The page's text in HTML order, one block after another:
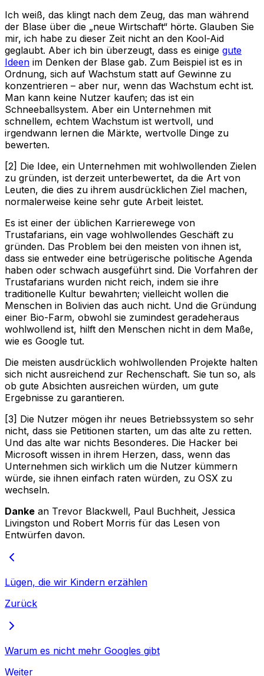
Ich weiß, das klingt nach dem Zeug, das man während
der Blase über die „neue Wirtschaft“ hörte. Glauben Sie
mir, ich habe zu dieser Zeit nicht an den Kool-Aid
geglaubt. Aber ich bin überzeugt, dass es einige gute
Ideen im Denken der Blase gab. Zum Beispiel ist es in
Ordnung, sich auf Wachstum statt auf Gewinne zu
konzentrieren – aber nur, wenn das Wachstum echt ist.
Man kann keine Nutzer kaufen; das ist ein
Schneeballsystem. Aber ein Unternehmen mit
schnellem, echtem Wachstum ist wertvoll, und
irgendwann lernen die Märkte, wertvolle Dinge zu
bewerten.
[2] Die Idee, ein Unternehmen mit wohlwollenden Zielen
zu gründen, ist derzeit unterbewertet, da die Art von
Leuten, die dies zu ihrem ausdrücklichen Ziel machen,
normalerweise keine sehr gute Arbeit leistet.
Es ist einer der üblichen Karrierewege von
Trustafarians, ein vage wohlwollendes Geschäft zu
gründen. Das Problem bei den meisten von ihnen ist,
dass sie entweder eine betrügerische politische Agenda
haben oder schwach ausgeführt sind. Die Vorfahren der
Trustafarians wurden nicht reich, indem sie ihre
traditionelle Kultur bewahrten; vielleicht wollen die
Menschen in Bolivien das auch nicht. Und die Gründung
einer Bio-Farm, obwohl sie zumindest geradeheraus
wohlwollend ist, hilft den Menschen nicht in dem Maße,
wie es Google tut.
Die meisten ausdrücklich wohlwollenden Projekte halten
sich nicht ausreichend zur Rechenschaft. Sie tun so, als
ob gute Absichten ausreichen würden, um gute
Ergebnisse zu garantieren.
[3] Die Nutzer mögen ihr neues Betriebssystem so sehr
nicht, dass sie Petitionen starten, um das alte zu retten.
Und das alte war nichts Besonderes. Die Hacker bei
Microsoft wissen in ihrem Herzen, dass, wenn das
Unternehmen sich wirklich um die Nutzer kümmern
würde, sie ihnen einfach raten würden, zu OSX zu
wechseln.
Danke an Trevor Blackwell, Paul Buchheit, Jessica
Livingston und Robert Morris für das Lesen von
Entwürfen davon.
Lügen, die wir Kindern erzählen
Zurück
Warum es nicht mehr Googles gibt
Weiter